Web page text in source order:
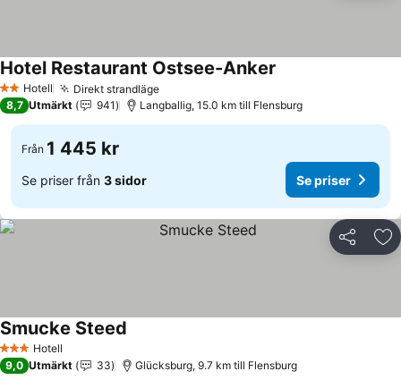
2 Stjärnor
Hotell Direkt strandläge
Hotel Restaurant Ostsee-Anker
8,7 Utmärkt 941 Langballig, 15.0 km till Flensburg
Från 1 445 kr
Se priser från 3 sidor Se priser
Dela
3 StjärnorHotell
Smucke Steed
9,0 Utmärkt 33 Glücksburg, 9.7 km till Flensburg